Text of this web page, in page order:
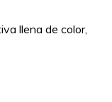
llena de color,